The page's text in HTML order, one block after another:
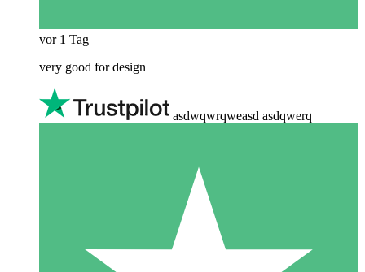
vor 1 Tag
very good for design
asdwqwrqweasd asdqwerq